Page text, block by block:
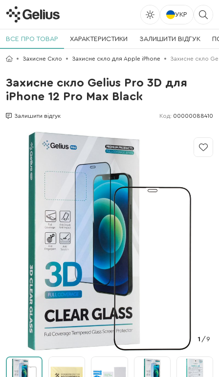
УКР
ВСЕ ПРО ТОВАР ХАРАКТЕРИСТИКИ ЗАЛИШИТИ ВІДГУК
Захисне Скло Захисне скло для Apple iPhone Захисне скло
Захисне скло Gelius Pro 3D для
iPhone 12 Pro Max Black
Залишити відгук Код: 00000088410
1 / 9